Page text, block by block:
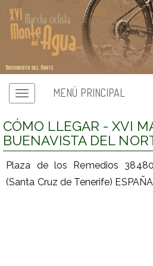
MENÚ PRINCIPAL
CÓMO LLEGAR - XVI
BUENAVISTA DEL
Plaza de los Remedios
(Santa Cruz de Tenerife) ESPAÑA